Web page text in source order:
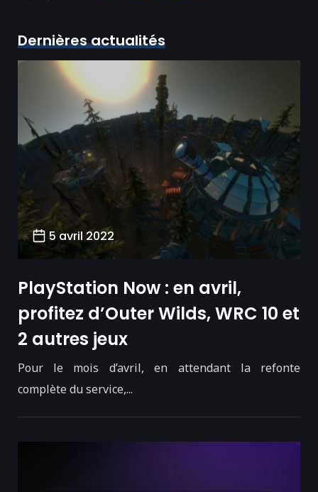
Dernières actualités
5 avril 2022
PlayStation Now : en avril,
profitez d’Outer Wilds, WRC 10 et
2 autres jeux
Pour le mois d’avril, en attendant la refonte
complète du service,...